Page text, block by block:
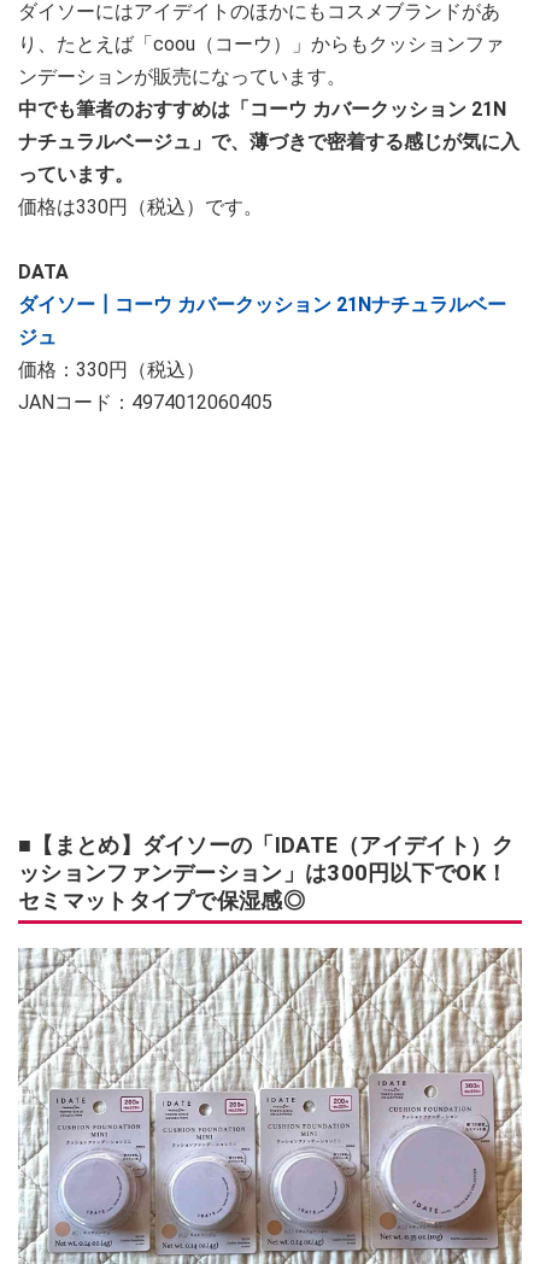
ダイソーにはアイデイトのほかにもコスメブランドがあ
り、たとえば「coou（コーウ）」からもクッションファ
ンデーションが販売になっています。
中でも筆者のおすすめは「コーウ カバークッション 21N
ナチュラルベージュ」で、薄づきで密着する感じが気に入
っています。
価格は330円（税込）です。
DATA
ダイソー┃コーウ カバークッション 21Nナチュラルベー
ジュ
価格：330円（税込）
JANコード：4974012060405
■【まとめ】ダイソーの「IDATE（アイデイト）ク
ッションファンデーション」は300円以下でOK！
セミマットタイプで保湿感◎